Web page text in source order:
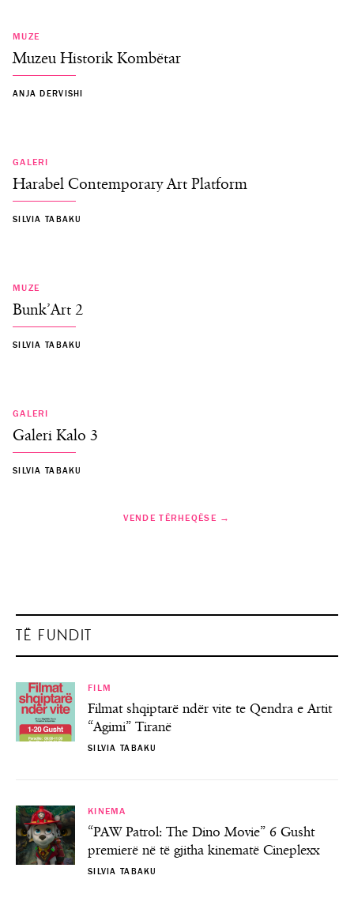
MUZE
Muzeu Historik Kombëtar
ANJA DERVISHI
GALERI
Harabel Contemporary Art Platform
SILVIA TABAKU
MUZE
Bunk’Art 2
SILVIA TABAKU
GALERI
Galeri Kalo 3
SILVIA TABAKU
VENDE TËRHEQËSE →
TË FUNDIT
FILM
Filmat shqiptarë ndër vite te Qendra e Artit
“Agimi” Tiranë
SILVIA TABAKU
KINEMA
“PAW Patrol: The Dino Movie” 6 Gusht
premierë në të gjitha kinematë Cineplexx
SILVIA TABAKU